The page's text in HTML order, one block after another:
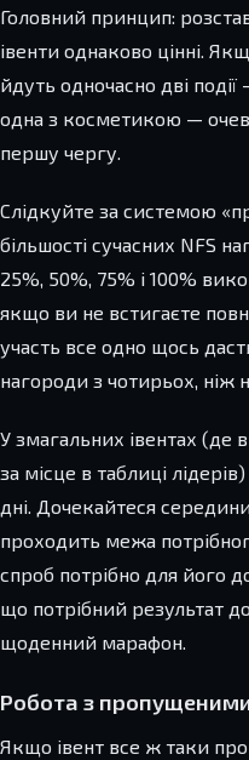
Головний принцип:
івенти однаково цінні.
йдуть одночасно дві
одна з косметикою —
першу чергу.
Слідкуйте за системою
більшості сучасних NFS
25%, 50%, 75% і 100%
якщо ви не встигаєте
участь все одно щось
нагороди з чотирьох, ніж
У змагальних івентах (де
за місце в таблиці
дні. Дочекайтеся
проходить межа
спроб потрібно для його
що потрібний результат
щоденний марафон.
Робота з
Якщо івент все ж таки